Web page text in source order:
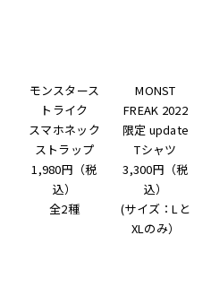
モンスタース
トライク
スマホネック
ストラップ
1,980円（税
込）
全2種
MONST
FREAK 2022
限定 update
Tシャツ
3,300円（税
込）
(サイズ：Lと
XLのみ）